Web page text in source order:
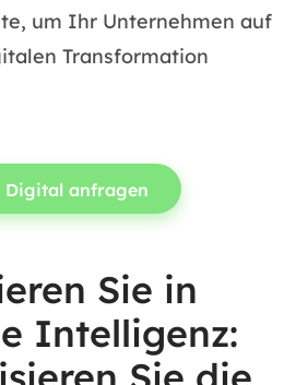
um Ihr Unternehmen auf
Transformation
Digital anfragen
Sie in
Intelligenz: